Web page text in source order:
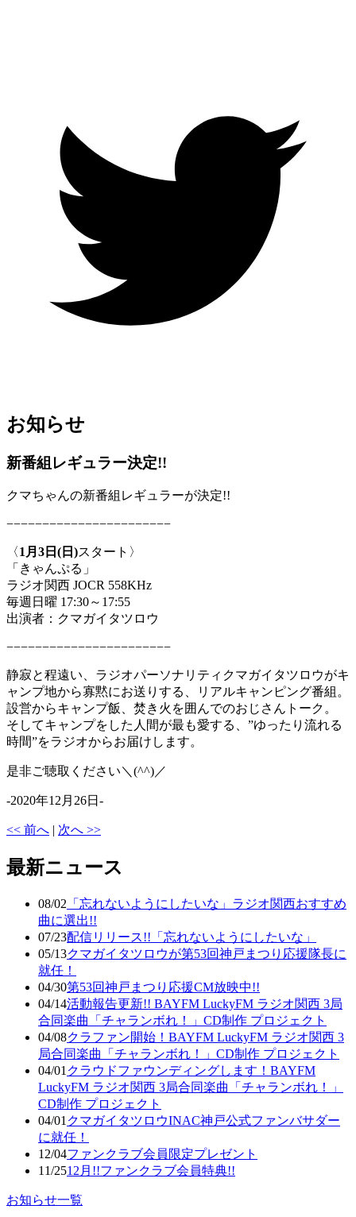
お知らせ
新番組レギュラー決定!!
クマちゃんの新番組レギュラーが決定!!
−−−−−−−−−−−−−−−−−−−−−−−
〈1月3日(日)スタート〉
「きゃんぷる」
ラジオ関西 JOCR 558KHz
毎週日曜 17:30～17:55
出演者：クマガイタツロウ
−−−−−−−−−−−−−−−−−−−−−−−
静寂と程遠い、ラジオパーソナリティクマガイタツロウがキ
ャンプ地から寡黙にお送りする、リアルキャンピング番組。
設営からキャンプ飯、焚き火を囲んでのおじさんトーク。
そしてキャンプをした人間が最も愛する、”ゆったり流れる
時間”をラジオからお届けします。
是非ご聴取ください＼(^^)／
-2020年12月26日-
<< 前へ | 次へ >>
最新ニュース
08/02 「忘れないようにしたいな」ラジオ関西おすすめ
曲に選出!!
07/23配信リリース!!「忘れないようにしたいな」
05/13クマガイタツロウが第53回神戸まつり応援隊長に
就任！
04/30第53回神戸まつり応援CM放映中!!
04/14活動報告更新!! BAYFM LuckyFM ラジオ関西 3局
合同楽曲「チャランボれ！」CD制作 プロジェクト
04/08クラファン開始！BAYFM LuckyFM ラジオ関西 3
局合同楽曲「チャランボれ！」CD制作 プロジェクト
04/01 クラウドファウンディングします！BAYFM
LuckyFM ラジオ関西 3局合同楽曲「チャランボれ！」
CD制作 プロジェクト
04/01 クマガイタツロウINAC神戸公式ファンバサダー
に就任！
12/04ファンクラブ会員限定プレゼント
11/2512月!!ファンクラブ会員特典!!
お知らせ一覧